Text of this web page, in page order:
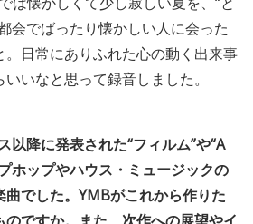
会でばったり懐かしい人に会った
。日常にありふれた心の動く出来事
いなと思って録音しました。
降に発表された“フィルム”や“A
ホップやハウス・ミュージックの
でした。YMBがこれから作りた